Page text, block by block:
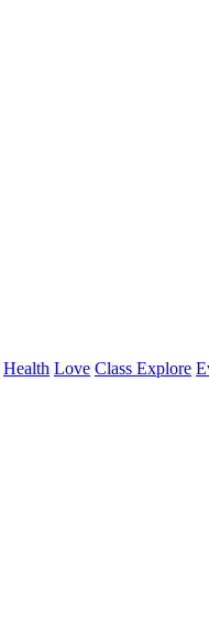
Health Love Class Explore